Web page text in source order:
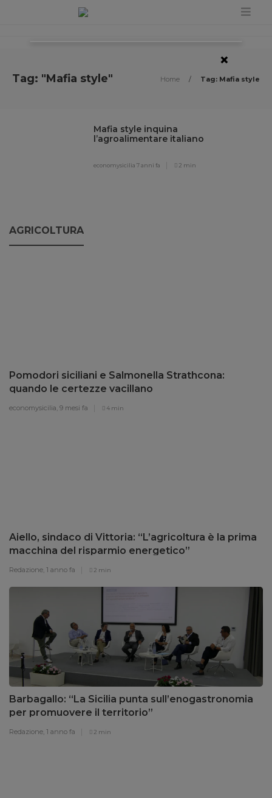
Tag: "Mafia style" Home / Tag: Mafia style
Mafia style inquina
l’agroalimentare italiano
economysicilia7 anni fa 2 min
AGRICOLTURA
Pomodori siciliani e Salmonella Strathcona:
quando le certezze vacillano
economysicilia, 9 mesi fa 4 min
Aiello, sindaco di Vittoria: “L’agricoltura è la prima
macchina del risparmio energetico”
Redazione, 1 anno fa 2 min
Barbagallo: “La Sicilia punta sull’enogastronomia
per promuovere il territorio”
Redazione, 1 anno fa 2 min
×